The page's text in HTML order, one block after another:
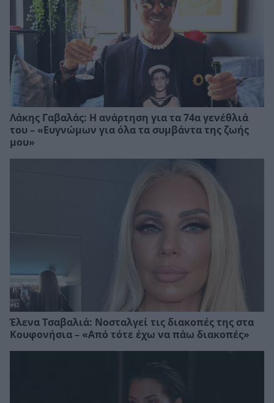
Λάκης Γαβαλάς: Η ανάρτηση για τα 74α γενέθλιά
του – «Ευγνώμων για όλα τα συμβάντα της ζωής
μου»
Έλενα Τσαβαλιά: Νοσταλγεί τις διακοπές της στα
Κουφονήσια – «Από τότε έχω να πάω διακοπές»